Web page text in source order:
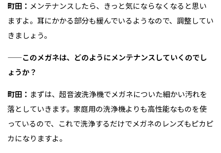
町田： メンテナンスしたら、きっと気にならなくなると思い
ますよ。耳にかかる部分も緩んでいるようなので、調整してい
きましょう。
——このメガネは、どのようにメンテナンスしていくのでし
ょうか？
町田： まずは、超音波洗浄機でメガネについた細かい汚れを
落としていきます。家庭用の洗浄機よりも高性能なものを使
っているので、これで洗浄するだけでメガネのレンズもピカピ
カになりますよ。